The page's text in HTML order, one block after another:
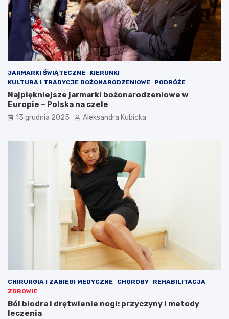
JARMARKI ŚWIĄTECZNE
KIERUNKI
KULTURA I TRADYCJE BOŻONARODZENIOWE
PODRÓŻE
Najpiękniejsze jarmarki bożonarodzeniowe w
Europie – Polska na czele
13 grudnia 2025 Aleksandra Kubicka
CHIRURGIA I ZABIEGI MEDYCZNE CHOROBY
REHABILITACJA
ZDROWIE
Ból biodra i drętwienie nogi: przyczyny i metody
leczenia